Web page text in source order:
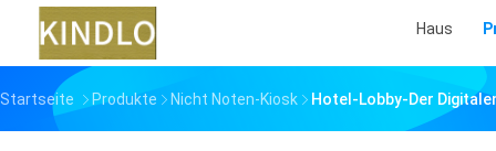
Haus
Startseite Produkte Nicht Noten-Kiosk Hotel-Lobby-Der